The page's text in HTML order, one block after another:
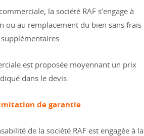
la société RAF s’engage à
ou au remplacement du bien sans frais
supplémentaires.
est proposée moyennant un prix
dans le devis.
de garantie
de la société RAF est engagée à la